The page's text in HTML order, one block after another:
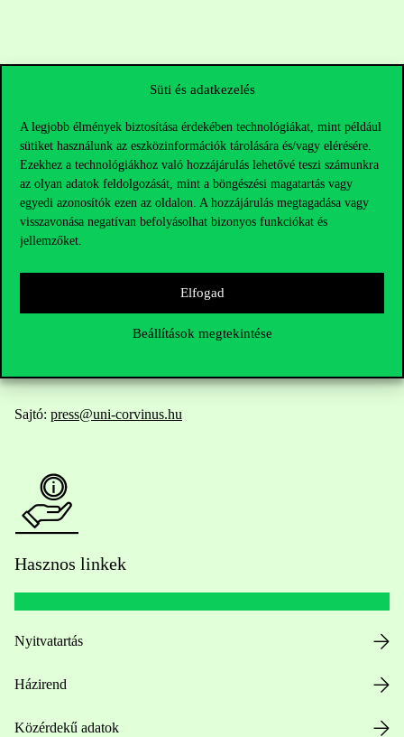
Süti és adatkezelés
A legjobb élmények biztosítása érdekében technológiákat, mint például
sütiket használunk az eszközinformációk tárolására és/vagy elérésére.
Ezekhez a technológiákhoz való hozzájárulás lehetővé teszi számunkra
az olyan adatok feldolgozását, mint a böngészési magatartás vagy
egyedi azonosítók ezen az oldalon. A hozzájárulás megtagadása vagy
visszavonása negatívan befolyásolhat bizonyos funkciókat és
jellemzőket.
Elfogad
Beállítások megtekintése
Elérhetőségek
Telefonszám:
Oktatói elérhetőségek
Sajtó: press@uni-corvinus.hu
Hasznos linkek
Nyitvatartás
Házirend
Közérdekű adatok